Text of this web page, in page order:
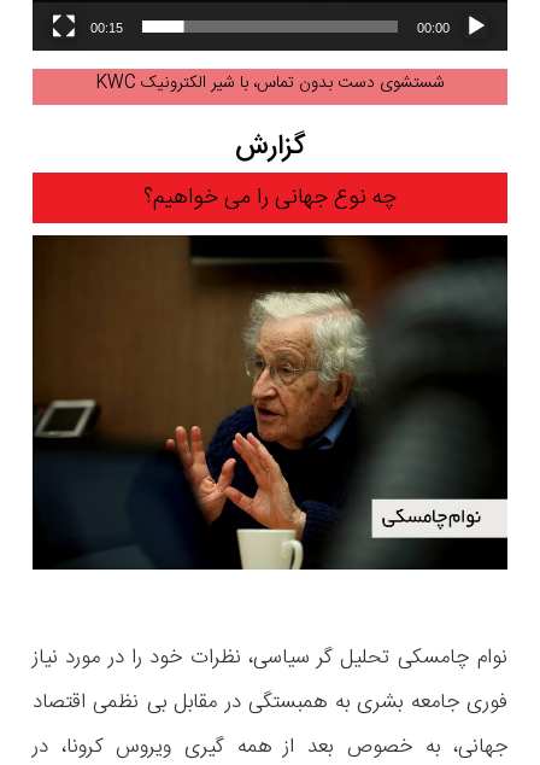
00:00
00:15
شستشوی دست بدون تماس، با شیر الکترونیک KWC
گزارش
چه نوع جهانی را می خواهیم؟
نوام چامسکی تحلیل گر سیاسی، نظرات خود را در مورد نیاز
فوری جامعه بشری به همبستگی در مقابل بی نظمی اقتصاد
جهانی، به خصوص بعد از همه گیری ویروس کرونا، در